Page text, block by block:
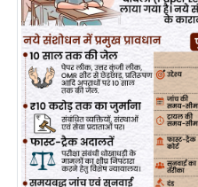
न
स्थ
ल
फि
ट
ने
स
मं